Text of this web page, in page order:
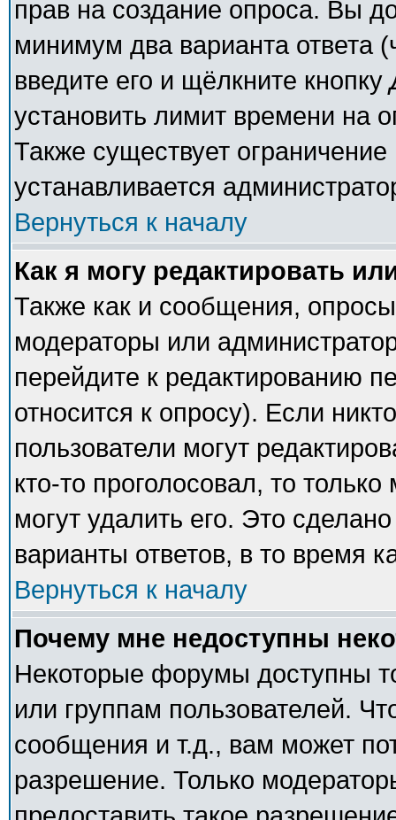
прав на создание опроса. Вы
минимум два варианта ответа
введите его и щёлкните кнопку
установить лимит времени на
Также существует
устанавливается
Вернуться к началу
Как я могу редактировать
Также как и сообщения,
модераторы или
перейдите к редактированию
относится к опросу). Если
пользователи могут
кто-то проголосовал, то
могут удалить его. Это
варианты ответов, в то время
Вернуться к началу
Почему мне недоступны
Некоторые форумы доступны
или группам пользователей.
сообщения и т.д., вам может
разрешение. Только